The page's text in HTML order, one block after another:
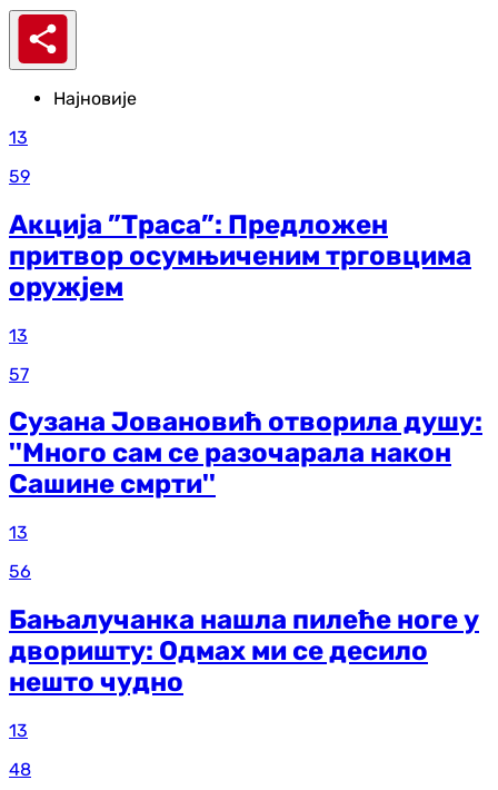
Најновије
13
59
Акција ”Траса”: Предложен
притвор осумњиченим трговцима
оружјем
13
57
Сузана Јовановић отворила душу:
''Много сам се разочарала након
Сашине смрти''
13
56
Бањалучанка нашла пилеће ноге у
дворишту: Одмах ми се десило
нешто чудно
13
48